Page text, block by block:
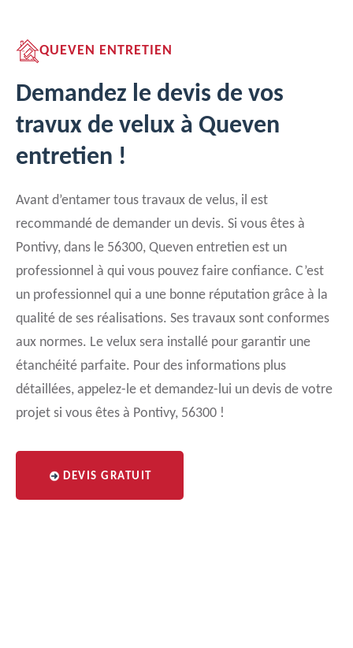
QUEVEN ENTRETIEN
Demandez le devis de vos
travux de velux à Queven
entretien !
Avant d’entamer tous travaux de velus, il est
recommandé de demander un devis. Si vous êtes à
Pontivy, dans le 56300, Queven entretien est un
professionnel à qui vous pouvez faire confiance. C’est
un professionnel qui a une bonne réputation grâce à la
qualité de ses réalisations. Ses travaux sont conformes
aux normes. Le velux sera installé pour garantir une
étanchéité parfaite. Pour des informations plus
détaillées, appelez-le et demandez-lui un devis de votre
projet si vous êtes à Pontivy, 56300 !
DEVIS GRATUIT